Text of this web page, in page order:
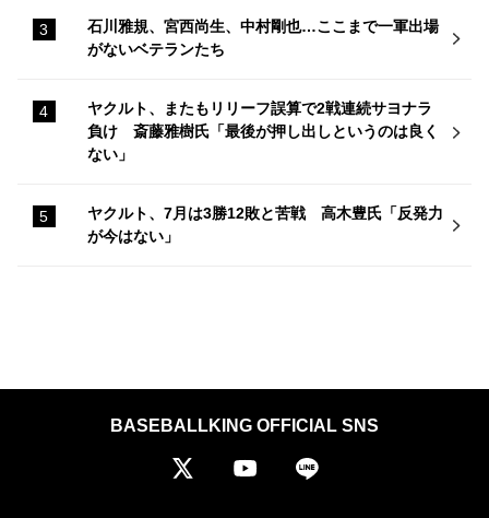
石川雅規、宮西尚生、中村剛也…ここまで一軍出場
がないベテランたち
ヤクルト、またもリリーフ誤算で2戦連続サヨナラ
負け 斎藤雅樹氏「最後が押し出しというのは良く
ない」
ヤクルト、7月は3勝12敗と苦戦 高木豊氏「反発力
が今はない」
BASEBALLKING OFFICIAL SNS